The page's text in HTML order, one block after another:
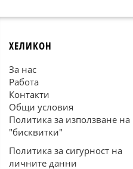
ХЕЛИКОН
За нас
Работа
Контакти
Общи условия
Политика за използване на
"бисквитки"
Политика за сигурност на
личните данни